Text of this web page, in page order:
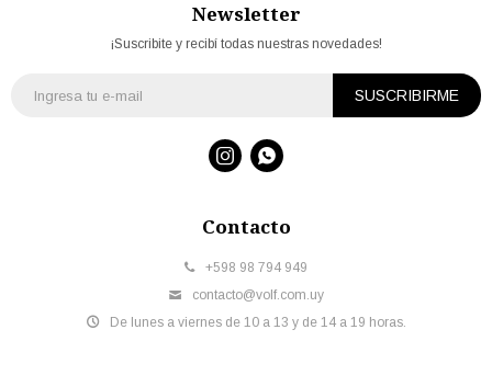
Contacto
+598 98 794 949
contacto@volf.com.uy
De lunes a viernes de 10 a 13 y de 14 a 19 horas.
Newsletter
¡Suscribite y recibí todas nuestras novedades!
SUSCRIBIRME
 